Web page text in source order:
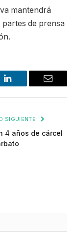
mantendrá
de prensa
LinkedIn Email
SIGUIENTE
4 años de cárcel